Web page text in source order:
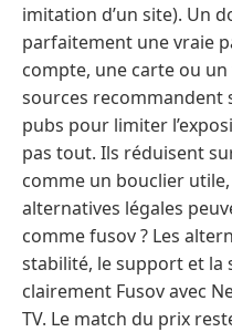
imitation d’un site). Un
parfaitement une vraie
compte, une carte ou
sources recommandent
pubs pour limiter
pas tout. Ils réduisent
comme un bouclier
alternatives légales
comme fusov ? Les
stabilité, le support et la
clairement Fusov avec
TV. Le match du prix